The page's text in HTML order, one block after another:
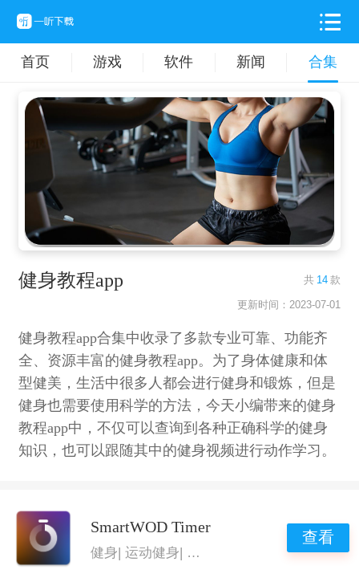
首页 游戏 软件 新闻 合集
健身教程app 共 14 款
更新时间：2023-07-01
健身教程app合集中收录了多款专业可靠、功能齐
全、资源丰富的健身教程app。为了身体健康和体
型健美，生活中很多人都会进行健身和锻炼，但是
健身也需要使用科学的方法，今天小编带来的健身
教程app中，不仅可以查询到各种正确科学的健身
知识，也可以跟随其中的健身视频进行动作学习。
SmartWOD Timer
健身|运动健身| 热门健身软件 健身教程app
查看